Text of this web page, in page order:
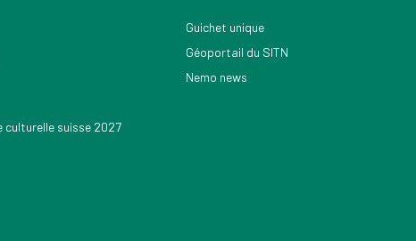
suisse 2027
Guichet unique
Géoportail du SITN
Nemo news